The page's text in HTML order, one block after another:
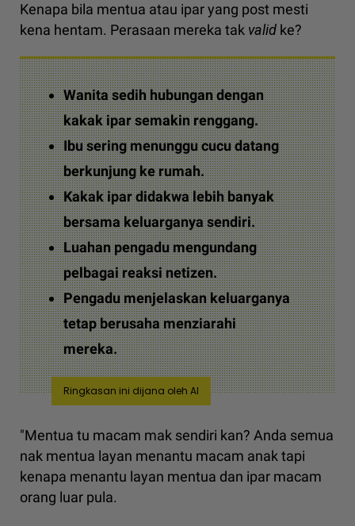
Kenapa bila mentua atau ipar yang post mesti
kena hentam. Perasaan mereka tak valid ke?
Wanita sedih hubungan dengan
kakak ipar semakin renggang.
Ibu sering menunggu cucu datang
berkunjung ke rumah.
Kakak ipar didakwa lebih banyak
bersama keluarganya sendiri.
Luahan pengadu mengundang
pelbagai reaksi netizen.
Pengadu menjelaskan keluarganya
tetap berusaha menziarahi
mereka.
Ringkasan ini dijana oleh AI
"Mentua tu macam mak sendiri kan? Anda semua
nak mentua layan menantu macam anak tapi
kenapa menantu layan mentua dan ipar macam
orang luar pula.